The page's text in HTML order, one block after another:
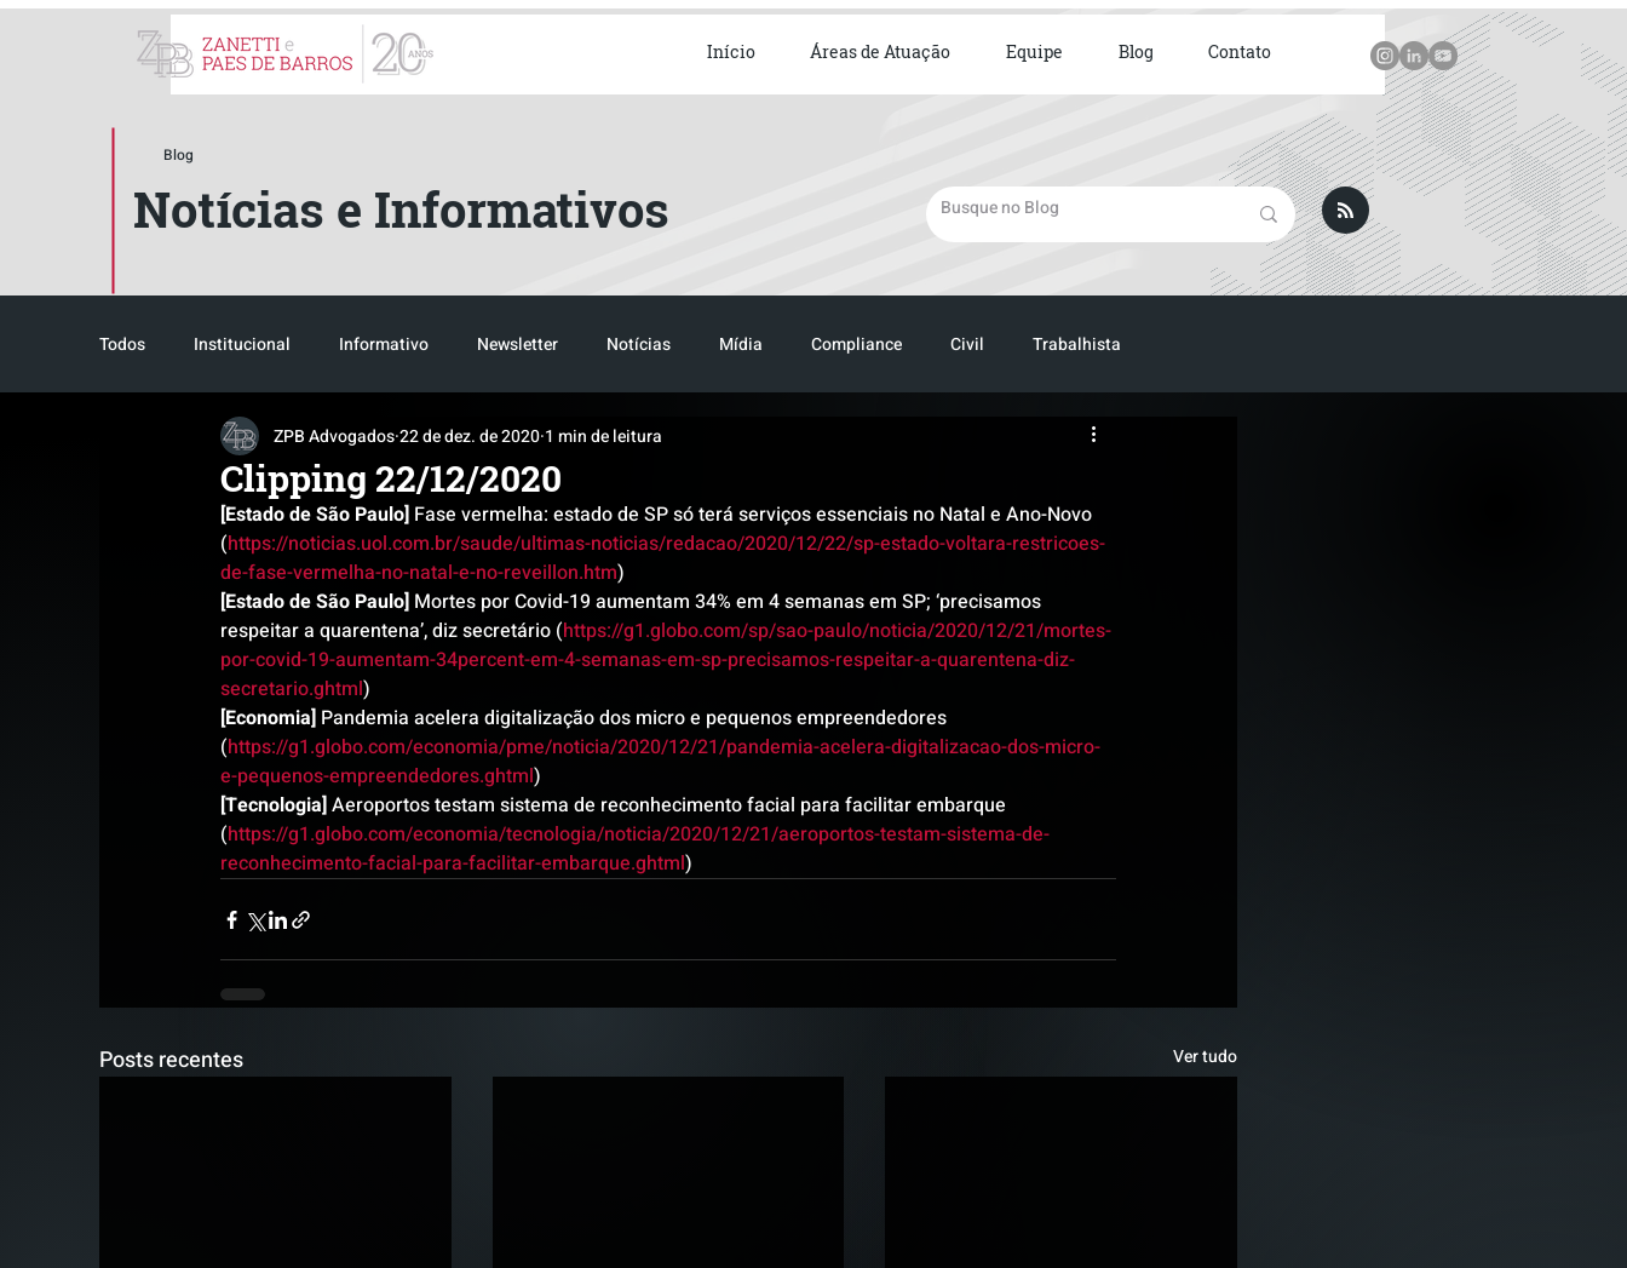
Início Áreas de Atuação Equipe Blog Contato
Blog
Notícias e Informativos
Todos Institucional Informativo Newsletter Notícias Mídia Compliance Civil Trabalhista
Reconhecimento Tributário Pós-evento TRANSPORTE LOGISTICA
Clipping 22/12/2020
ZPB Advogados22 de dez. de 2020 1 min de leitura
[Estado de São Paulo] Fase vermelha: estado de SP só terá serviços essenciais no Natal e Ano-Novo
(https://noticias.uol.com.br/saude/ultimas-noticias/redacao/2020/12/22/sp-estado-voltara-restricoes-
de-fase-vermelha-no-natal-e-no-reveillon.htm)
[Estado de São Paulo] Mortes por Covid-19 aumentam 34% em 4 semanas em SP; ‘precisamos
respeitar a quarentena’, diz secretário (https://g1.globo.com/sp/sao-paulo/noticia/2020/12/21/mortes-
por-covid-19-aumentam-34percent-em-4-semanas-em-sp-precisamos-respeitar-a-quarentena-diz-
secretario.ghtml)
[Economia] Pandemia acelera digitalização dos micro e pequenos empreendedores
(https://g1.globo.com/economia/pme/noticia/2020/12/21/pandemia-acelera-digitalizacao-dos-micro-
e-pequenos-empreendedores.ghtml)
[Tecnologia] Aeroportos testam sistema de reconhecimento facial para facilitar embarque
(https://g1.globo.com/economia/tecnologia/noticia/2020/12/21/aeroportos-testam-sistema-de-
reconhecimento-facial-para-facilitar-embarque.ghtml)
Posts recentes Ver tudo